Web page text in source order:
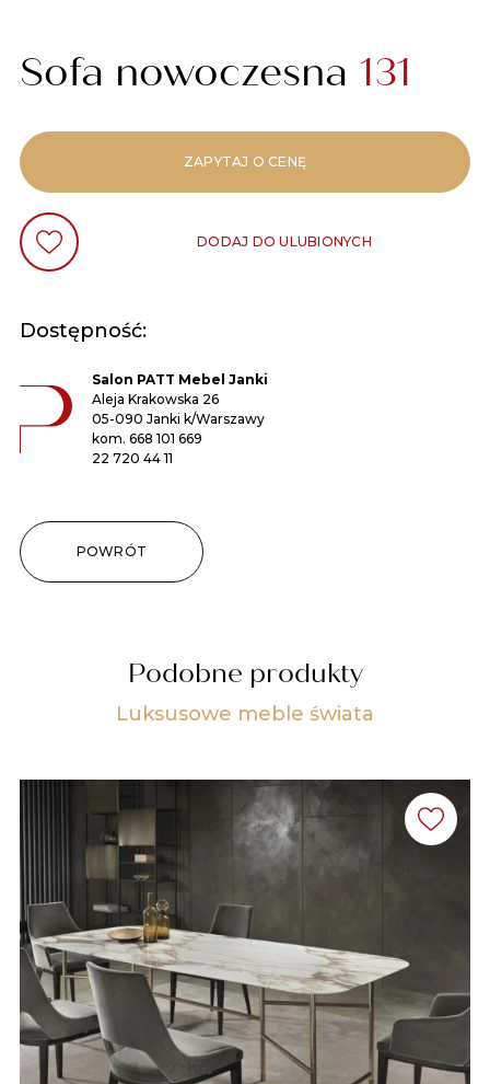
Sofa nowoczesna 131
ZAPYTAJ O CENĘ
DODAJ DO ULUBIONYCH
Dostępność:
Salon PATT Mebel Janki
Aleja Krakowska 26
05-090 Janki k/Warszawy
kom. 668 101 669
22 720 44 11
POWRÓT
Podobne produkty
Luksusowe meble świata